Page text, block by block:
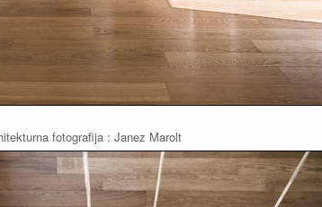
fotografija : Janez Marolt